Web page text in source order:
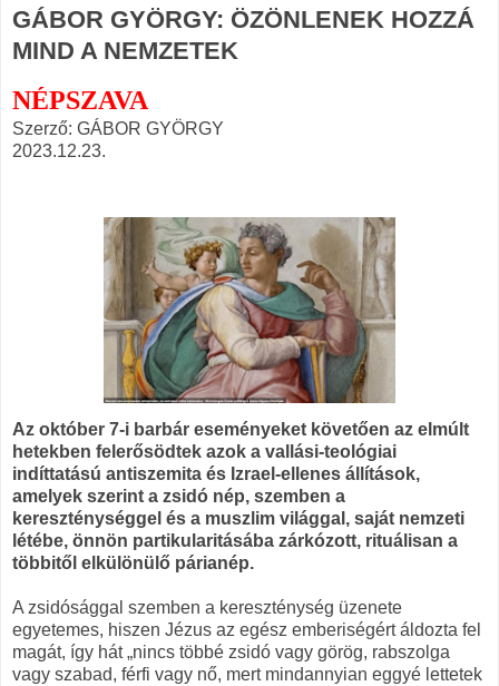
GÁBOR GYÖRGY: ÖZÖNLENEK HOZZÁ
MIND A NEMZETEK
NÉPSZAVA
Szerző: GÁBOR GYÖRGY
2023.12.23.
Az október 7-i barbár eseményeket követően az elmúlt
hetekben felerősödtek azok a vallási-teológiai
indíttatású antiszemita és Izrael-ellenes állítások,
amelyek szerint a zsidó nép, szemben a
kereszténységgel és a muszlim világgal, saját nemzeti
létébe, önnön partikularitásába zárkózott, rituálisan a
többitől elkülönülő párianép.
A zsidósággal szemben a kereszténység üzenete
egyetemes, hiszen Jézus az egész emberiségért áldozta fel
magát, így hát „nincs többé zsidó vagy görög, rabszolga
vagy szabad, férfi vagy nő, mert mindannyian eggyé lettetek